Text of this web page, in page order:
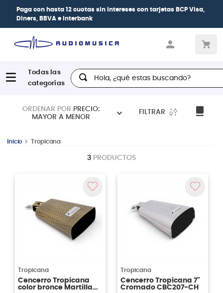
Paga con hasta 12 cuotas sin intereses con tarjetas BCP Visa,
Diners, BBVA e Interbank
Hola, ¿qué estas buscando?
ORDENAR POR PRECIO:
MAYOR A MENOR
FILTRAR
Tropicana
3 PRODUCTOS
Tropicana
Cencerro Tropicana
color bronce Martillado
Tropicana
Cencerro Tropicana 7"
Cromado CBC207-CH